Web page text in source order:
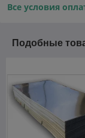
Все условия
Подобные